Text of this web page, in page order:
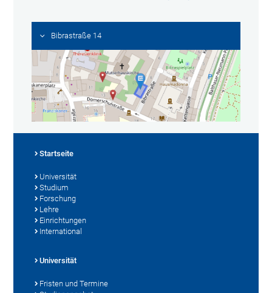
Bibrastraße 14
Startseite
Universität
Studium
Forschung
Lehre
Einrichtungen
International
Universität
Fristen und Termine